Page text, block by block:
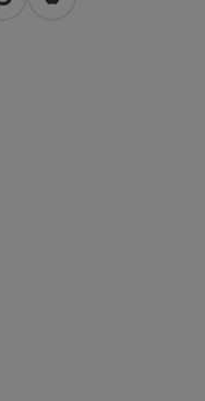
in Google Maps öffnen
in Apple Maps